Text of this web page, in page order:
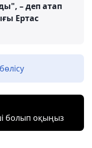
– деп атап
Ертас
болып оқыңыз